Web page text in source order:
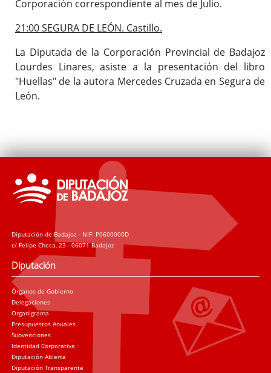
Corporación correspondiente al mes de Julio.
21:00 SEGURA DE LEÓN. Castillo.
La Diputada de la Corporación Provincial de Badajoz
Lourdes Linares, asiste a la presentación del libro
"Huellas" de la autora Mercedes Cruzada en Segura de
León.
Diputación de Badajoz - NIF: P0600000D
c/ Felipe Checa, 23 - 06071 Badajoz
Diputación
Órganos de Gobierno
Delegaciones
Organigrama
Presupuestos Anuales
Subvenciones
Identidad Corporativa
Diputación Abierta
Diputación Transparente